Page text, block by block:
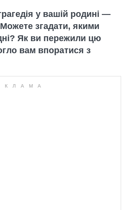
у вашій родині —
згадати, якими
Як ви пережили цю
вам впоратися з